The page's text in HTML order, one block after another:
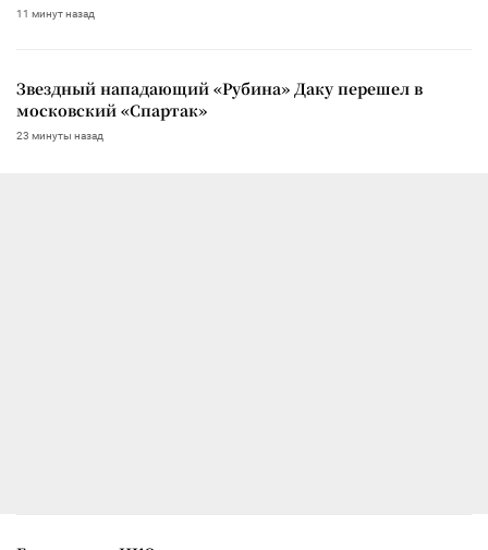
11 минут назад
Звездный нападающий «Рубина» Даку перешел в
московский «Спартак»
23 минуты назад